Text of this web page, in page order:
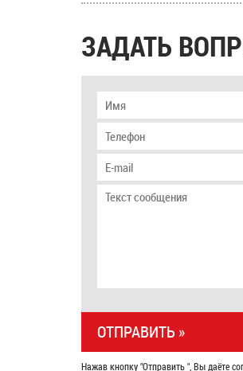
ЗАДАТЬ
Нажав кнопку "Отправить ", Вы даёте